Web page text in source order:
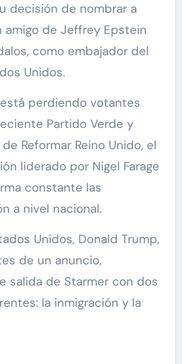
decisión de nombrar a
amigo de Jeffrey Epstein
como embajador del
Unidos.
perdiendo votantes
Partido Verde y
Reformar Reino Unido, el
liderado por Nigel Farage
constante las
a nivel nacional.
Unidos, Donald Trump,
de un anuncio,
salida de Starmer con dos
la inmigración y la